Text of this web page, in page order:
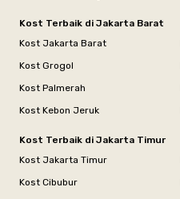
Kost Terbaik di Jakarta Barat
Kost Jakarta Barat
Kost Grogol
Kost Palmerah
Kost Kebon Jeruk
Kost Terbaik di Jakarta Timur
Kost Jakarta Timur
Kost Cibubur